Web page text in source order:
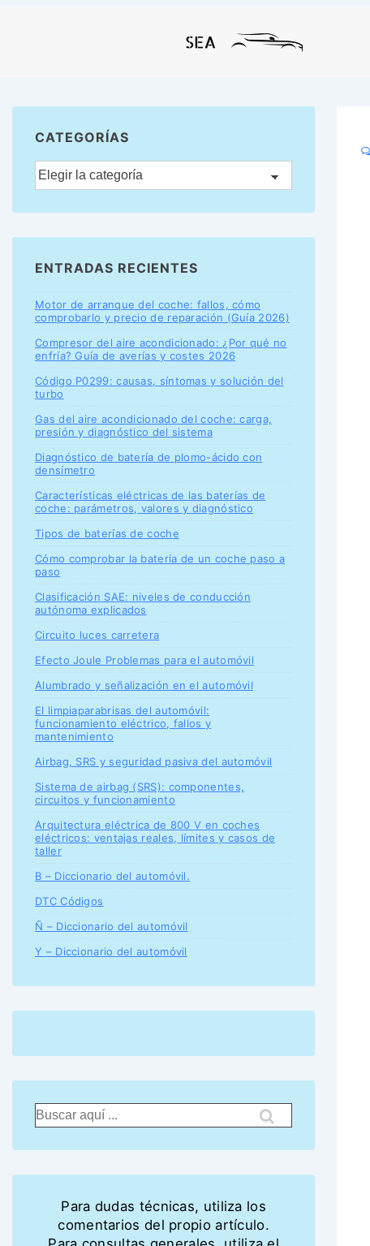
CATEGORÍAS
ENTRADAS RECIENTES
Motor de arranque del coche: fallos, cómo
comprobarlo y precio de reparación (Guía 2026)
Compresor del aire acondicionado: ¿Por qué no
enfría? Guía de averías y costes 2026
Código P0299: causas, síntomas y solución del
turbo
Gas del aire acondicionado del coche: carga,
presión y diagnóstico del sistema
Diagnóstico de batería de plomo-ácido con
densímetro
Características eléctricas de las baterías de
coche: parámetros, valores y diagnóstico
Tipos de baterías de coche
Cómo comprobar la batería de un coche paso a
paso
Clasificación SAE: niveles de conducción
autónoma explicados
Circuito luces carretera
Efecto Joule Problemas para el automóvil
Alumbrado y señalización en el automóvil
El limpiaparabrisas del automóvil:
funcionamiento eléctrico, fallos y
mantenimiento
Airbag, SRS y seguridad pasiva del automóvil
Sistema de airbag (SRS): componentes,
circuitos y funcionamiento
Arquitectura eléctrica de 800 V en coches
eléctricos: ventajas reales, límites y casos de
taller
B – Diccionario del automóvil.
DTC Códigos
Ñ – Diccionario del automóvil
Y – Diccionario del automóvil
Para dudas técnicas, utiliza los
comentarios del propio artículo.